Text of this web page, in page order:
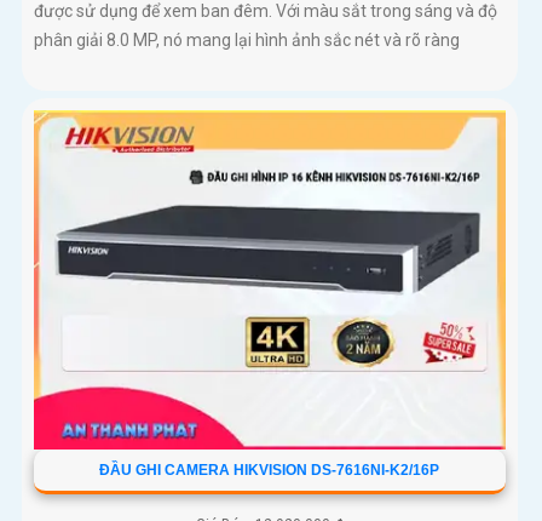
được sử dụng để xem ban đêm. Với màu sắt trong sáng và độ
phân giải 8.0 MP, nó mang lại hình ảnh sắc nét và rõ ràng
ĐẦU GHI CAMERA HIKVISION DS-7616NI-K2/16P